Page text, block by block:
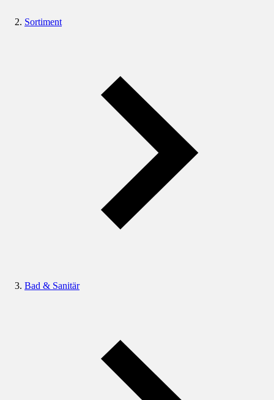
Sortiment
Bad & Sanitär